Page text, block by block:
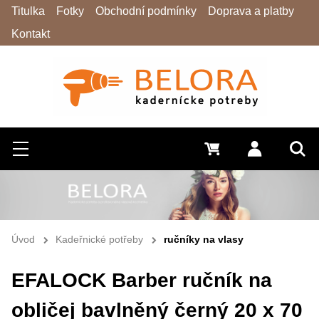
Hledat
Menu Přihlásit
0 Kč
Titulka Fotky Obchodní podmínky
Doprava a platby
Kontakt
Úvod Kadeřnické potřeby ručníky na vlasy
EFALOCK Barber ručník na
obličej bavlněný černý 20 x 70